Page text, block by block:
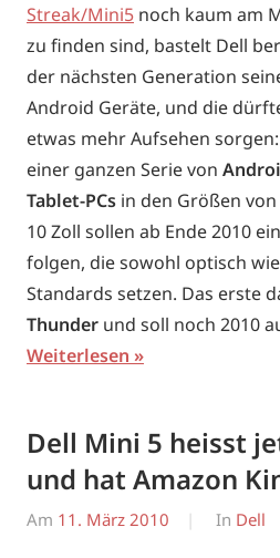
Streak/Mini5 noch kaum am
zu finden sind, bastelt Dell
der nächsten Generation
Android Geräte, und die
etwas mehr Aufsehen
einer ganzen Serie von
Tablet-PCs in den Größen von
10 Zoll sollen ab Ende 2010
folgen, die sowohl optisch
Standards setzen. Das erste
Thunder und soll noch 2010
Weiterlesen
Dell Mini 5 heisst
und hat Amazon
Am 11. März 2010
Von
In Dell